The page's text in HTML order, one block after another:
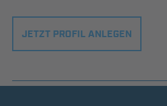
JETZT PROFIL ANLEGEN